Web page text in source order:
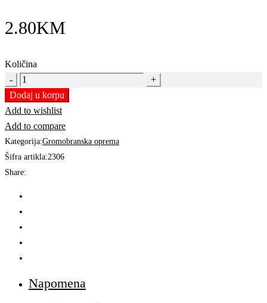
2.80KM
Količina
OKRUGLI
VODIČ
Al
-
ŽICA
8mm
quantity
Dodaj u korpu
Add to wishlist
Add to compare
Kategorija:Gromobranska oprema
Šifra artikla:2306
Share:
Napomena